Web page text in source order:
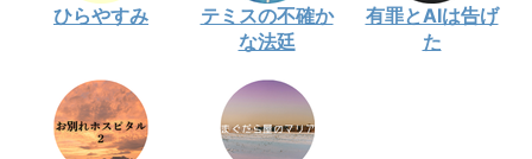
ひらやすみ
テミスの不確か
な法廷
有罪とAIは告げ
た